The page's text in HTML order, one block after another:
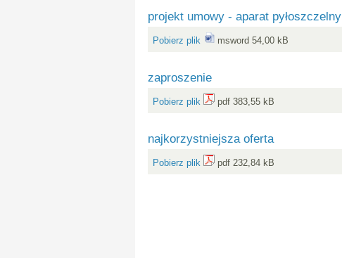
projekt umowy - aparat pyłoszczelny
Pobierz plik msword 54,00 kB
zaproszenie
Pobierz plik pdf 383,55 kB
najkorzystniejsza oferta
Pobierz plik pdf 232,84 kB